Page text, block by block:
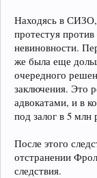
Находясь в СИЗО,
протестуя
невиновности.
же была еще
очередного
заключения. Это
адвокатами, и в
под залог в 5 млн
После этого
отстранении
следствия.